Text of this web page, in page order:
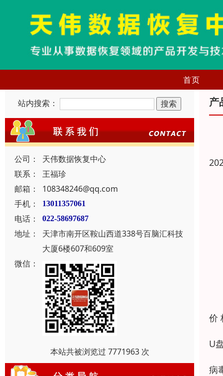
首页
站内搜索：
公司：
天伟数据恢复中心
联系：
王福珍
邮箱：
108348246@qq.com
手机：
13011357061
电话： 022-58697687
地址：
天津市南开区鞍山西道338号百脑汇科技
大厦6楼607和609室
微信：
本站共被浏览过 7771963 次
产
价
U
病